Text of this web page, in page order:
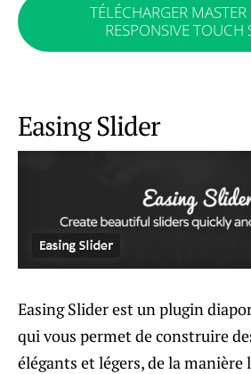
TÉLÉCHARGER MASTER
RESPONSIVE TOUCH
Easing Slider
Easing Slider est un plugin
qui vous permet de construire
élégants et légers, de la manière